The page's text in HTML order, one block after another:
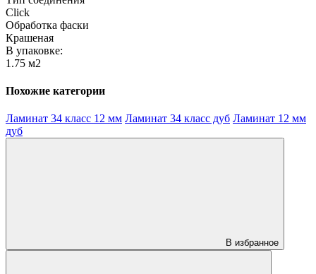
Click
Обработка фаски
Крашеная
В упаковке:
1.75 м2
Похожие категории
Ламинат 34 класс 12 мм Ламинат 34 класс дуб Ламинат 12 мм
дуб
В избранное